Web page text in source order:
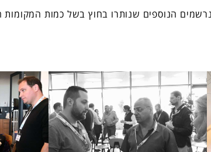
הנוספים שנותרו בחוץ בשל כמות